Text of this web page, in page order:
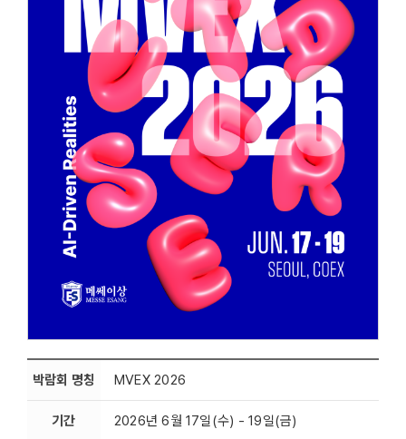
박람회 명칭 MVEX 2026
기간 2026년 6월 17일(수) - 19일(금)